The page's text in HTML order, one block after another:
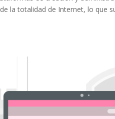
la totalidad de Internet, lo que